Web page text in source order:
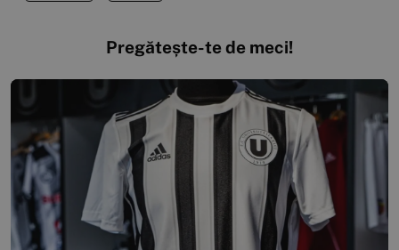
Pregătește-te de meci!